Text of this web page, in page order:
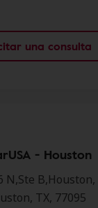
una consulta
- Houston
N,Ste B,Houston,
TX, 77095